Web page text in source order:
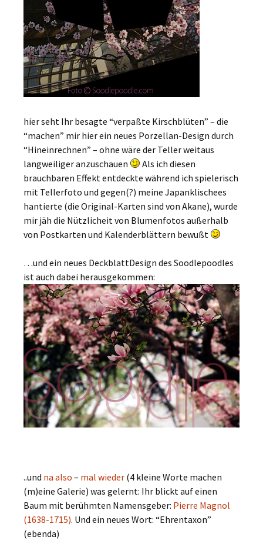
hier seht Ihr besagte “verpaßte Kirschblüten” – die
“machen” mir hier ein neues Porzellan-Design durch
“Hineinrechnen” – ohne wäre der Teller weitaus
langweiliger anzuschauen
Als ich diesen
brauchbaren Effekt entdeckte während ich spielerisch
mit Tellerfoto und gegen(?) meine Japanklischees
hantierte (die Original-Karten sind von Akane), wurde
mir jäh die Nützlicheit von Blumenfotos außerhalb
von Postkarten und Kalenderblättern bewußt
…und ein neues DeckblattDesign des Soodlepoodles
ist auch dabei herausgekommen:
..und na also – mal wieder (4 kleine Worte machen
(m)eine Galerie) was gelernt: Ihr blickt auf einen
Baum mit berühmten Namensgeber: Pierre Magnol
(1638-1715). Und ein neues Wort: “Ehrentaxon”
(ebenda)